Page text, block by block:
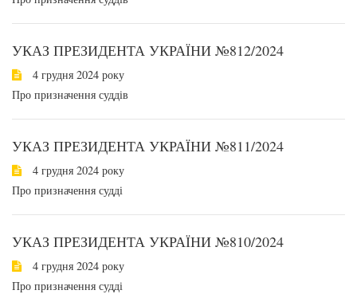
УКАЗ ПРЕЗИДЕНТА УКРАЇНИ №812/2024
4 грудня 2024 року
Про призначення суддів
УКАЗ ПРЕЗИДЕНТА УКРАЇНИ №811/2024
4 грудня 2024 року
Про призначення судді
УКАЗ ПРЕЗИДЕНТА УКРАЇНИ №810/2024
4 грудня 2024 року
Про призначення судді